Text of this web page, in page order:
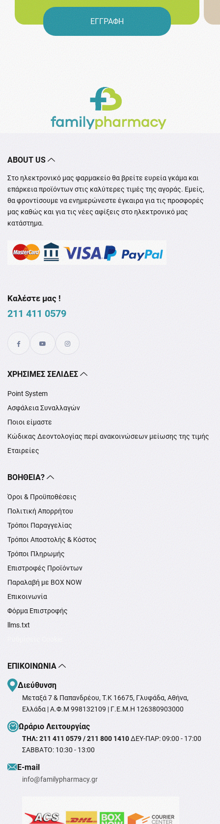
ΕΓΓΡΑΦΗ
ABOUT US
Στο ηλεκτρονικό μας φαρμακείο θα βρείτε ευρεία γκάμα και
επάρκεια προϊόντων στις καλύτερες τιμές της αγοράς. Εμείς,
θα φροντίσουμε να ενημερώνεστε έγκαιρα για τις προσφορές
μας καθώς και για τις νέες αφίξεις στο ηλεκτρονικό μας
κατάστημα.
Καλέστε μας !
211 411 0579
XΡΉΣΙΜΕΣ ΣΕΛΊΔΕΣ
Point System
Ασφάλεια Συναλλαγών
Ποιοι είμαστε
Κώδικας Δεοντολογίας περί ανακοινώσεων μείωσης της τιμής
Εταιρείες
ΒΟΉΘΕΙΑ?
Όροι & Προϋποθέσεις
Πολιτική Απορρήτου
Τρόποι Παραγγελίας
Τρόποι Αποστολής & Κόστος
Τρόποι Πληρωμής
Επιστροφές Προϊόντων
Παραλαβή με BOX NOW
Επικοινωνία
Φόρμα Επιστροφής
llms.txt
ΕΠΙΚΟΙΝΩΝΊΑ
Διεύθυνση
Μεταξά 7 & Παπανδρέου, T.K 16675, Γλυφάδα, Αθήνα,
Ελλάδα | Α.Φ.Μ 998132109 | Γ.Ε.Μ.Η 126380903000
Ωράριο Λειτουργίας
ΤΗΛ: 211 411 0579 / 211 800 1410ΔΕΥ-ΠΑΡ: 09:00 - 17:00
ΣΑΒΒΑΤΟ: 10:30 - 13:00
Ε-mail
info@familypharmacy.gr